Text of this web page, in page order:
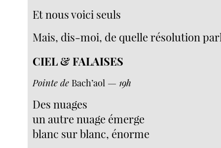
Et nous voici seuls
Mais, dis-moi, de quelle résolution
CIEL & FALAISES
Pointe de Bach’aol — 19h
Des nuages
un autre nuage émerge
blanc sur blanc, énorme